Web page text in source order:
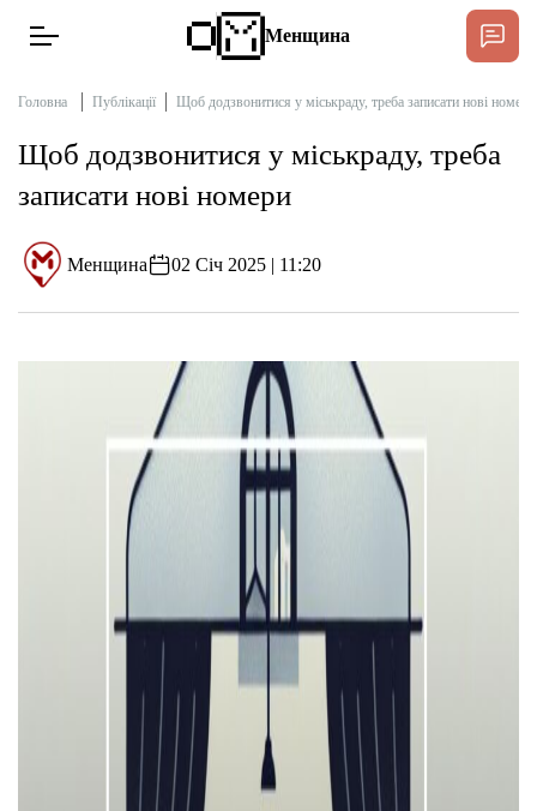
Новини
Інтерв’ю
Рекламні прайси
Підтримати
Менщина
Головна Публікації Щоб додзвонитися у міськраду, треба записати нові номери
Щоб додзвонитися у міськраду, треба
записати нові номери
Менщина 02 Січ 2025 | 11:20